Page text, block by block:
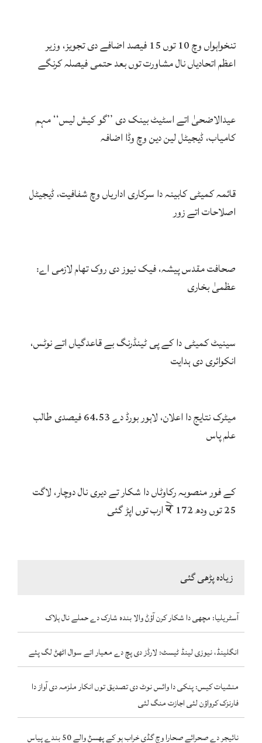
تنخواہواں وچ 10 توں 15 فیصد اضافے دی تجویز، وزیر
اعظم اتحادیاں نال مشاورت توں بعد حتمی فیصلہ کرنگے
عیدالاضحیٰ اتے اسٹیٹ بینک دی ’’گو کیش لیس‘‘ مہم
کامیاب، ڈیجیٹل لین دین وچ وڈا اضافہ
قائمہ کمیٹی کابینہ دا سرکاری اداریاں وچ شفافیت، ڈیجیٹل
اصلاحات اتے زور
صحافت مقدس پیشہ، فیک نیوز دی روک تھام لازمی اے:
عظمیٰ بخاری
سینیٹ کمیٹی دا کے پی ٹینڈرنگ بے قاعدگیاں اتے نوٹس،
انکوائری دی ہدایت
میٹرک نتایج دا اعلان، لاہور بورڈ دے 64.53 فیصدی طالب
علم پاس
کے فور منصوبہ رکاوٹاں دا شکار تے دیری نال دوچار، لاگت
25 توں ودھ ਕੇ 172 ارب توں اپڑ گئی
زیادہ پڑھی گئی
آسٹریلیا: مچھی دا شکار کرن آؤݨ والا بندہ شارک دے حملے نال ہلاک
انگلینڈ، نیوزی لینڈ ٹیسٹ: لارڈز دی پچ دے معیار اتے سوال اٹھݨ لگ پئے
منشیات کیس: پنکی دا وائس نوٹ دی تصدیق توں انکار ملزمہ دی آواز دا
فارنزک کرواؤن لئی اجازت منگ لئی
نائیجر دے صحرائے صحارا وچ گڈی خراب ہو کے پھسݨ والے 50 بندے پیاس